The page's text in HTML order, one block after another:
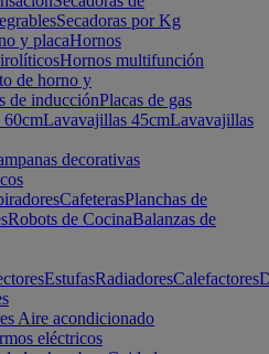
Secadoras por Kg
y placaHornos
Hornos multifunción
de horno y
de inducciónPlacas de gas
60cmLavavajillas 45cmLavavajillas
decorativas
CafeterasPlanchas de
Robots de CocinaBalanzas de
EstufasRadiadoresCalefactores
Aire acondicionado
eléctricos